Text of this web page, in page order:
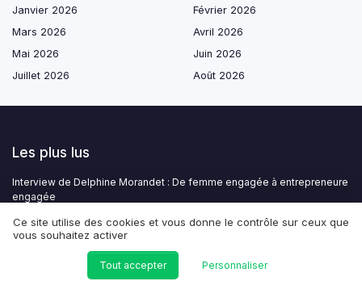
Janvier 2026
Février 2026
Mars 2026
Avril 2026
Mai 2026
Juin 2026
Juillet 2026
Août 2026
Les plus lus
Interview de Delphine Morandet : De femme engagée à entrepreneure
engagée
L'engagement RSE de Danone : un modèle inspirant
L'engagement RSE de Decathlon : un sport responsable
Comprendre le phénomène du social washing
L'engagement de Danone en matière de responsabilité sociale des
Ce site utilise des cookies et vous donne le contrôle sur ceux que
vous souhaitez activer
Tout accepter Personnaliser